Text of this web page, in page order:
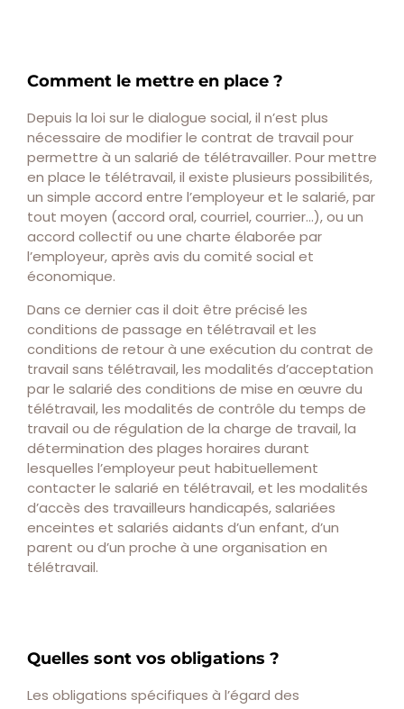
Comment le mettre en place ?
Depuis la loi sur le dialogue social, il n’est plus
nécessaire de modifier le contrat de travail pour
permettre à un salarié de télétravailler. Pour mettre
en place le télétravail, il existe plusieurs possibilités,
un simple accord entre l’employeur et le salarié, par
tout moyen (accord oral, courriel, courrier…), ou un
accord collectif ou une charte élaborée par
l’employeur, après avis du comité social et
économique.
Dans ce dernier cas il doit être précisé les
conditions de passage en télétravail et les
conditions de retour à une exécution du contrat de
travail sans télétravail, les modalités d’acceptation
par le salarié des conditions de mise en œuvre du
télétravail, les modalités de contrôle du temps de
travail ou de régulation de la charge de travail, la
détermination des plages horaires durant
lesquelles l’employeur peut habituellement
contacter le salarié en télétravail, et les modalités
d’accès des travailleurs handicapés, salariées
enceintes et salariés aidants d’un enfant, d’un
parent ou d’un proche à une organisation en
télétravail.
Quelles sont vos obligations ?
Les obligations spécifiques à l’égard des